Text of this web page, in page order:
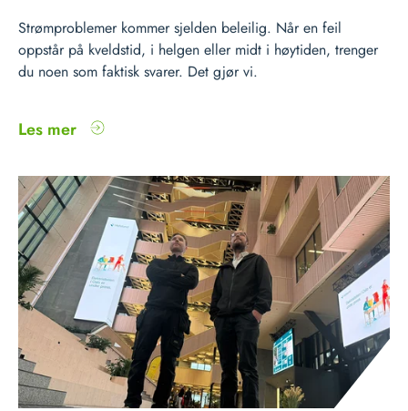
Strømproblemer kommer sjelden beleilig. Når en feil
oppstår på kveldstid, i helgen eller midt i høytiden, trenger
du noen som faktisk svarer. Det gjør vi.
Les mer